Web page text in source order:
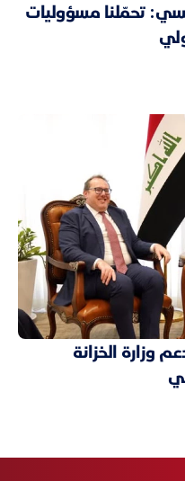
تحمّلنا مسؤوليات
وزارة الخزانة